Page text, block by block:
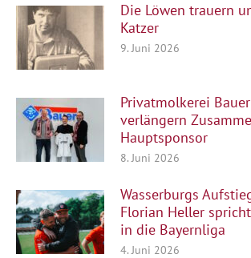
Die Löwen trauern
Katzer
9. Juni 2026
Privatmolkerei
verlängern
Hauptsponsor
8. Juni 2026
Wasserburgs
Florian Heller
in die Bayernliga
4. Juni 2026